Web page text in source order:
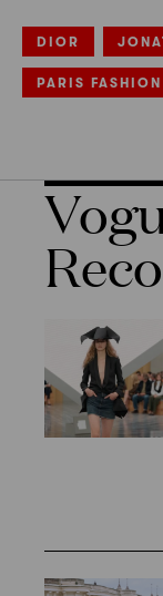
DIOR
PARIS